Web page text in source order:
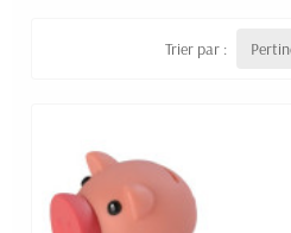
Trier par :